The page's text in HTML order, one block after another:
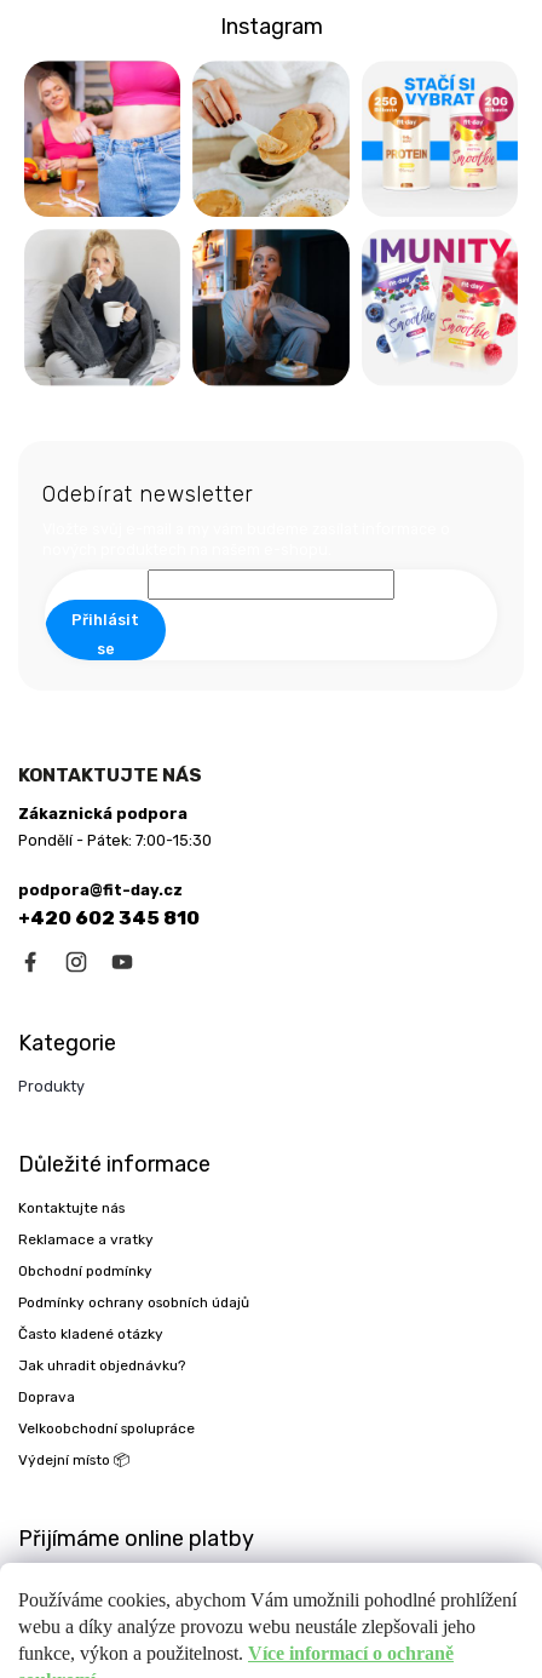
Používáme cookies, abychom Vám umožnili pohodlné prohlížení
webu a díky analýze provozu webu neustále zlepšovali jeho
funkce, výkon a použitelnost. Více informací o ochraně
Instagram
Odebírat newsletter
Přihlásit
se
KONTAKTUJTE NÁS
Zákaznická podpora
Pondělí - Pátek: 7:00-15:30
podpora@fit-day.cz
+420 602 345 810
Kategorie
Produkty
Důležité informace
Kontaktujte nás
Reklamace a vratky
Obchodní podmínky
Podmínky ochrany osobních údajů
Často kladené otázky
Jak uhradit objednávku?
Doprava
Velkoobchodní spolupráce
Výdejní místo 📦
Přijímáme online platby